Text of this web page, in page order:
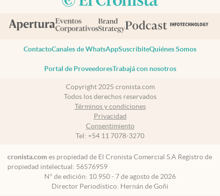
ContactoCanales de WhatsAppSuscribiteQuiénes Somos
Portal de ProveedoresTrabajá con nosotros
Copyright 2025 cronista.com
Todos los derechos reservados
Términos y condiciones
Privacidad
Consentimiento
Tel: +54 11 7078-3270
cronista.com es propiedad de El Cronista Comercial S.A Registro de
propiedad intelectual: 56576959
N° de edición: 10.950 - 7 de agosto de 2026
Director Periodístico: Hernán de Goñi